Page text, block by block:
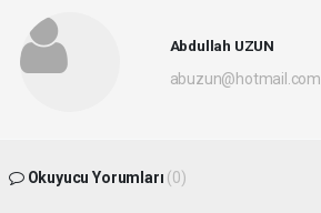
Abdullah UZUN
abuzun@hotmail.com
Okuyucu Yorumları (0)